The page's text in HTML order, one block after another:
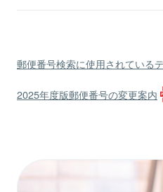
郵便番号検索に使用されている
2025年度版郵便番号の変更案内